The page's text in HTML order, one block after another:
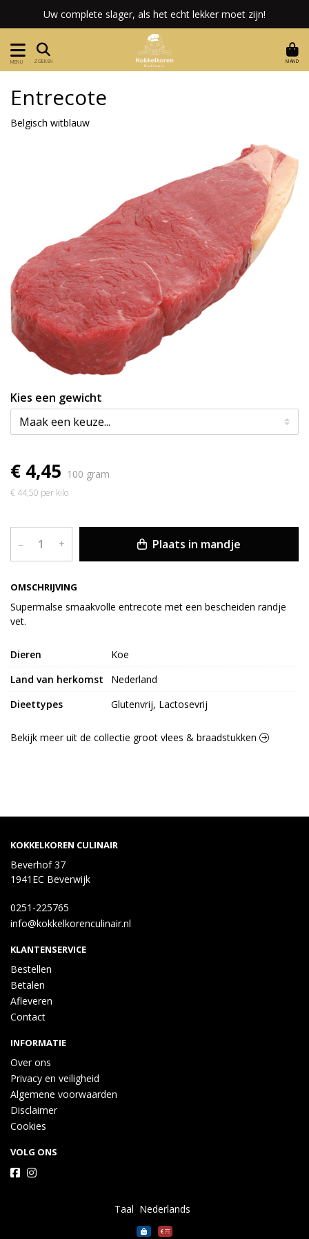
Uw complete slager, als het echt lekker moet zijn!
MENU ZOEKEN MAND
OMSCHRIJVING
Supermalse smaakvolle entrecote met een bescheiden randje
vet.
Entrecote
Belgisch witblauw
Kies een gewicht
€ 4,45 100 gram
€ 44,50 per kilo
– + Plaats in mandje
Dieren
Koe
Land van herkomst
Nederland
Dieettypes
Glutenvrij, Lactosevrij
Bekijk meer uit de collectie groot vlees & braadstukken
KOKKELKOREN CULINAIR
Beverhof 37
1941EC Beverwijk
0251-225765
info@kokkelkorenculinair.nl
KLANTENSERVICE
Bestellen
Betalen
Afleveren
Contact
INFORMATIE
Over ons
Privacy en veiligheid
Algemene voorwaarden
Disclaimer
Cookies
VOLG ONS
Taal